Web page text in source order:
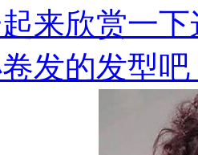
来欣赏一
发的发型吧